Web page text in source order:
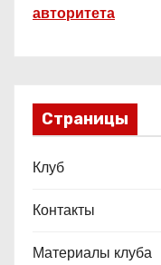
авторитета
Страницы
Клуб
Контакты
Материалы клуба